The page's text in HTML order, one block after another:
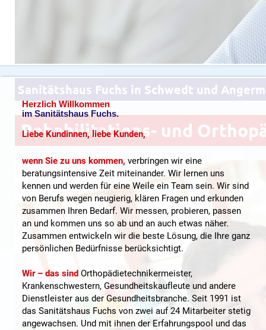
Sanitätshaus Fuchs in Schwedt und
Rehabilitations- und
Herzlich Willkommen
im Sanitätshaus Fuchs.
Liebe Kundinnen, liebe Kunden,
wenn Sie zu uns kommen, verbringen wir eine
beratungsintensive Zeit miteinander. Wir lernen uns
kennen und werden für eine Weile ein Team sein. Wir sind
von Berufs wegen neugierig, klären Fragen und erkunden
zusammen Ihren Bedarf. Wir messen, probieren, passen
an und kommen uns so ab und an auch etwas näher.
Zusammen entwickeln wir die beste Lösung, die Ihre ganz
persönlichen Bedürfnisse berücksichtigt.
Wir – das sind Orthopädietechnikermeister,
Krankenschwestern, Gesundheitskaufleute und andere
Dienstleister aus der Gesundheitsbranche. Seit 1991 ist
das Sanitätshaus Fuchs von zwei auf 24 Mitarbeiter stetig
angewachsen. Und mit ihnen der Erfahrungspool und das